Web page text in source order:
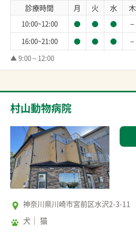
診療時間 月 火 水 木
10:00~12:00 －
16:00~21:00 －
▲ 9:00～12:00
村山動物病院
神奈川県川崎市宮前区水沢2-3-11
犬 猫